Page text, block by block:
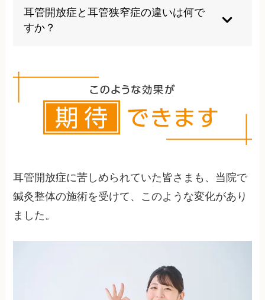
姿勢によって変動します。多くの場合、頭を下げ
たり横になったりすると症状が軽減する傾向があ
ります。また、ストレスや疲労で悪化することも
耳管開放症と耳管狭窄症の違いは何で
すか？
窄症は耳管が狭くなり十分に開かない状態です。
症状や治療法が異なりますので、正確な診断が重
要です。
耳管開放症に苦しめられていた皆さまも、当院で
鍼灸整体の施術を受けて、このような変化があり
ました。